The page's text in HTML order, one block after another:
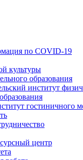
по COVID-19
культуры
образования
институт
гостиничного
центр